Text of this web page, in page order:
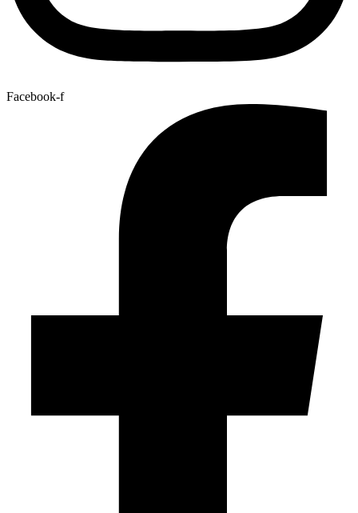
Facebook-f